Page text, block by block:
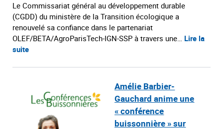
Le Commissariat général au développement durable
(CGDD) du ministère de la Transition écologique a
renouvelé sa confiance dans le partenariat
OLEF/BETA/AgroParisTech-IGN-SSP à travers une… Lire la
suite
Amélie Barbier-
Gauchard anime une
« conférence
buissonnière » sur